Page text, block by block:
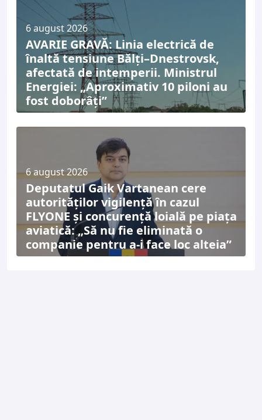
6 august 2026
AVARIE GRAVĂ: Linia electrică de
înaltă tensiune Bălți–Dnestrovsk,
afectată de intemperii. Ministrul
Energiei: „Aproximativ 10 piloni au
fost doborâți”
6 august 2026
Deputatul Gaik Vartanean cere
autorităților vigilență în cazul
FLYONE și concurență loială pe piața
aviatică: „Să nu fie eliminată o
companie pentru a-i face loc alteia”